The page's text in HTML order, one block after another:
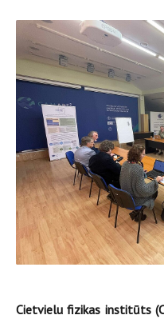
Cietvielu fizikas institūts